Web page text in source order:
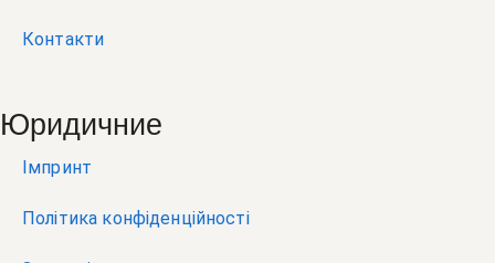
Контакти
Юридичние
Імпринт
Політика конфіденційності